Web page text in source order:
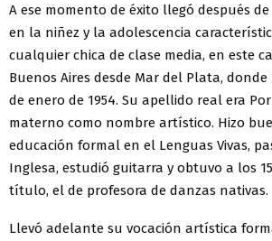
A ese momento de éxito llegó después
en la niñez y la adolescencia
cualquier chica de clase media, en este
Buenos Aires desde Mar del Plata, donde
de enero de 1954. Su apellido real era
materno como nombre artístico. Hizo
educación formal en el Lenguas Vivas,
Inglesa, estudió guitarra y obtuvo a los
título, el de profesora de danzas nativas.
Llevó adelante su vocación artística